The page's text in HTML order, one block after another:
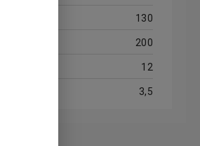
130
200
12
3,5